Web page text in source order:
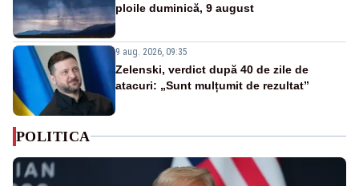
ploile duminică, 9 august
9 aug. 2026, 09:35
Zelenski, verdict după 40 de zile de
atacuri: „Sunt mulțumit de rezultat”
POLITICA